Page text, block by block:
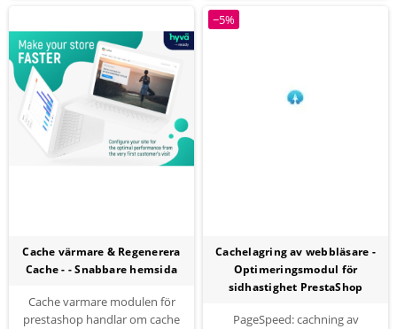
Cache värmare & Regenerera
Cache - - Snabbare hemsida
Cache varmare modulen för
prestashop handlar om cache
−5%
Cachelagring av webbläsare -
Optimeringsmodul för
sidhastighet PrestaShop
PageSpeed: cachning av